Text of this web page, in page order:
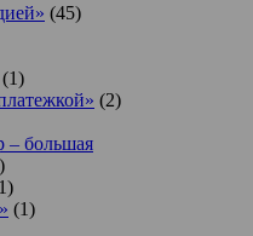
(45)
(1)
(2)
– большая
(1)